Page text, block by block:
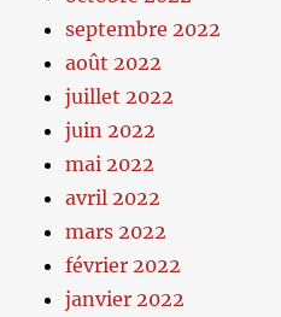
septembre 2022
août 2022
juillet 2022
juin 2022
mai 2022
avril 2022
mars 2022
février 2022
janvier 2022